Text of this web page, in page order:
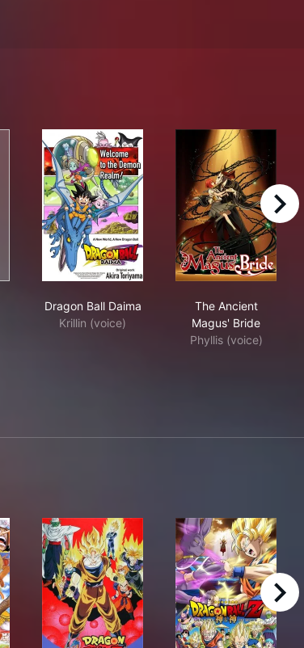
Dragon Ball Daima
Krillin (voice)
The Ancient
Magus' Bride
Phyllis (voice)
right
right